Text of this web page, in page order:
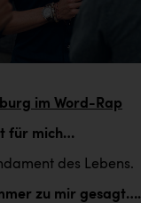
im Word-Rap
für mich…
des Lebens.
zu mir gesagt….